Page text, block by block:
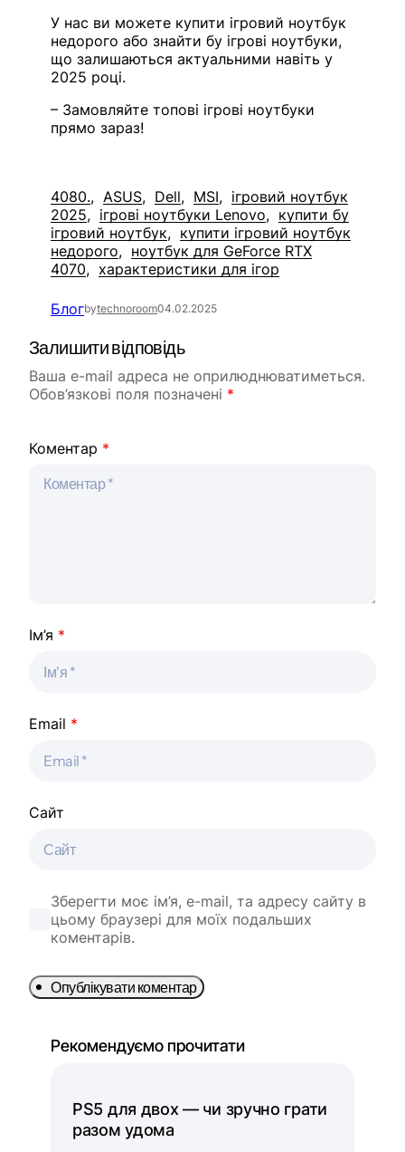
У нас ви можете купити ігровий ноутбук
недорого або знайти бу ігрові ноутбуки,
що залишаються актуальними навіть у
2025 році.
– Замовляйте топові ігрові ноутбуки
прямо зараз!
4080. ASUS Dell MSI
ігровий ноутбук
2025
ігрові ноутбуки Lenovo
купити бу
ігровий ноутбук
купити ігровий ноутбук
недорого
ноутбук для GeForce RTX
4070
характеристики для ігор
Блогbytechnoroom04.02.2025
Залишити відповідь
Ваша e-mail адреса не оприлюднюватиметься.
Обов’язкові поля позначені *
Коментар *
Ім’я *
Email *
Сайт
Зберегти моє ім’я, e-mail, та адресу сайту в
цьому браузері для моїх подальших
коментарів.
Опублікувати коментар
Рекомендуємо прочитати
PS5 для двох — чи зручно грати
разом удома